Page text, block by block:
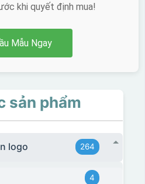
khi quyết định mua!
Mẫu Ngay
sản phẩm
logo 264
4